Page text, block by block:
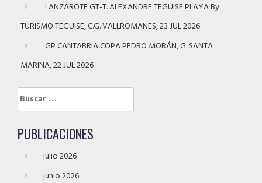
LANZAROTE GT-T. ALEXANDRE TEGUISE PLAYA By
TURISMO TEGUISE, C.G. VALLROMANES, 23 JUL 2026
GP CANTABRIA COPA PEDRO MORÁN, G. SANTA
MARINA, 22 JUL 2026
Buscar:
PUBLICACIONES
julio 2026
junio 2026